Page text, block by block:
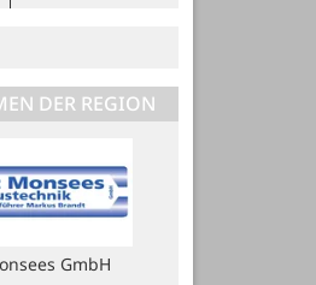
DER REGION
& Co. KG